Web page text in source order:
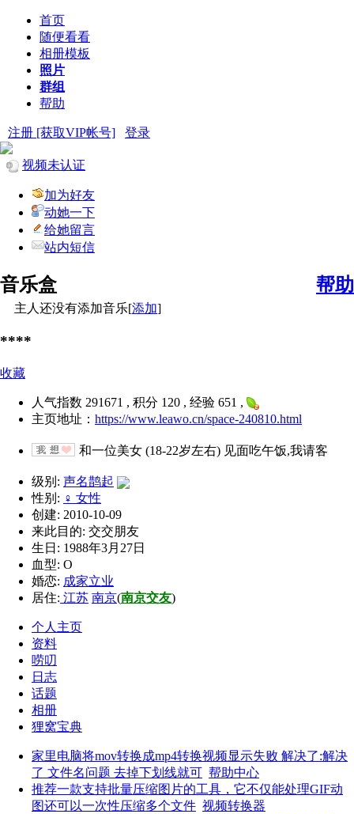
首页
随便看看
相册模板
照片
群组
帮助
注册 [获取VIP帐号] 登录
视频未认证
加为好友
动她一下
给她留言
站内短信
帮助
音乐盒
主人还没有添加音乐[添加]
****
收藏
人气指数 291671 , 积分 120 , 经验 651 ,
主页地址： https://www.leawo.cn/space-240810.html
和一位美女 (18-22岁左右) 见面吃午饭,我请客
级别: 声名鹊起
性别: ♀ 女性
创建: 2010-10-09
来此目的: 交交朋友
生日: 1988年3月27日
血型: O
婚恋: 成家立业
居住: 江苏 南京(南京交友)
个人主页
资料
唠叨
日志
话题
相册
狸窝宝典
家里电脑将mov转换成mp4转换视频显示失败 解决了:解决
了 文件名问题 去掉下划线就可 帮助中心
推荐一款支持批量压缩图片的工具，它不仅能处理GIF动
图还可以一次性压缩多个文件 视频转换器